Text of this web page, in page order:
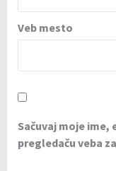
Veb mesto
Sačuvaj moje ime,
pregledaču veba